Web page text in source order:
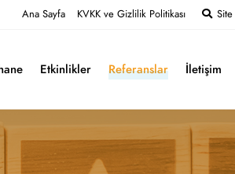
Ana Sayfa KVKK ve Gizlilik Politikası
Etkinlikler Referanslar İletişim